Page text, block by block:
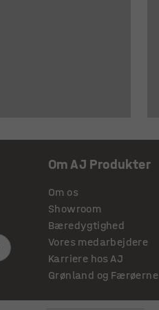
Om AJ Produkter
Om os
Showroom
Bæredygtighed
Vores medarbejdere
Karriere hos AJ
Grønland og Færøerne